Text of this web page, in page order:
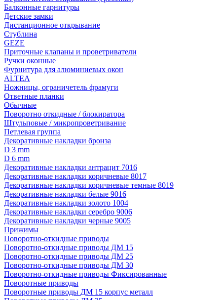
Балконные гарнитуры
Детские замки
Дистанционное открывание
Стублина
GEZE
Приточные клапаны и проветриватели
Ручки оконные
Фурнитура для алюминиевых окон
ALTEA
Ножницы, ограничетель фрамуги
Ответные планки
Обычные
Поворотно откидные / блокиратора
Штульповые / микропроветривание
Петлевая группа
Декоративные накладки бронза
D 3 mm
D 6 mm
Декоративные накладки антрацит 7016
Декоративные накладки коричневые 8017
Декоративные накладки коричневые темные 8019
Декоративные накладки белые 9016
Декоративные накладки золото 1004
Декоративные накладки серебро 9006
Декоративные накладки черные 9005
Прижимы
Поворотно-откидные приводы
Поворотно-откидные приводы ДМ 15
Поворотно-откидные приводы ДМ 25
Поворотно-откидные приводы ДМ 30
Поворотно-откидные приводы Фиксированные
Поворотные приводы
Поворотные приводы ДМ 15 корпус металл